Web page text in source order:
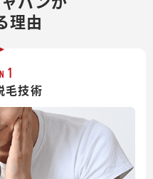
理由
1
毛技術